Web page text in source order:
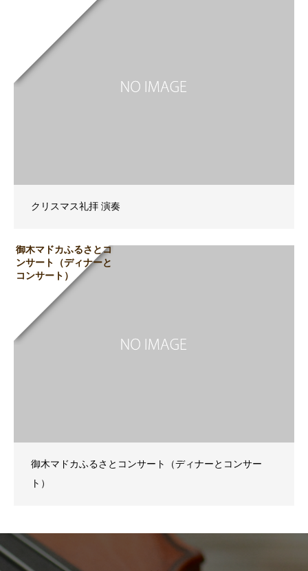
クリスマス礼拝 演奏
御木マドカふるさとコ
ンサート（ディナーと
コンサート）
御木マドカふるさとコンサート（ディナーとコンサー
ト）